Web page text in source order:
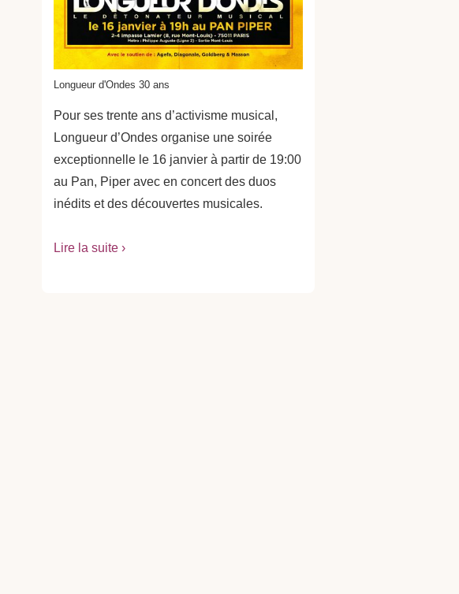
Longueur d'Ondes 30 ans
Pour ses trente ans d’activisme musical,
Longueur d’Ondes organise une soirée
exceptionnelle le 16 janvier à partir de 19:00
au Pan, Piper avec en concert des duos
inédits et des découvertes musicales.
Lire la suite ›